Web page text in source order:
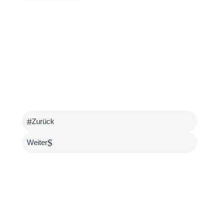
#Zurück
Weiter$